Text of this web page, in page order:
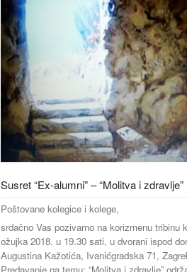
Susret “Ex-alumni” – “Molitva i zdravlje”
Poštovane kolegice i kolege,
srdačno Vas pozivamo na korizmenu tribinu
ožujka 2018. u 19.30 sati, u dvorani ispod
Augustina Kažotića, Ivanićgradska 71,